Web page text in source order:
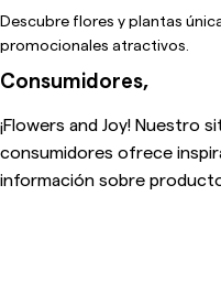
Descubre flores y plantas
promocionales atractivos.
Consumidores,
¡Flowers and Joy! Nuestro
consumidores ofrece
información sobre